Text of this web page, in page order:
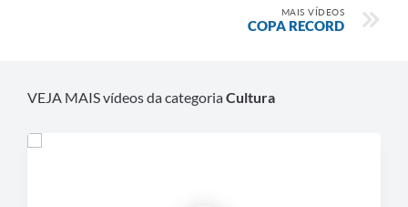
MAIS VÍDEOS
COPA RECORD
VEJA MAIS vídeos da categoriaCultura